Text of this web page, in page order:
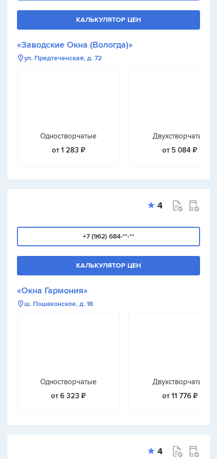
КАЛЬКУЛЯТОР ЦЕН
«Заводские Окна (Вологда)»
ул. Предтеченская, д. 72
Одностворчатые
от 1 283 ₽
Двухстворчатые
от 5 084 ₽
4
+7 (962) 684-**-**
КАЛЬКУЛЯТОР ЦЕН
«Окна Гармония»
ш. Пошехонское, д. 18
Одностворчатые
от 6 323 ₽
Двухстворчатые
от 11 776 ₽
4